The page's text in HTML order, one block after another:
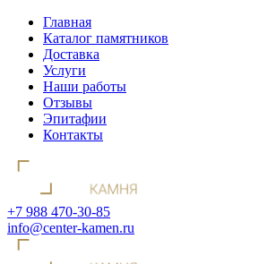
Главная
Каталог памятников
Доставка
Услуги
Наши работы
Отзывы
Эпитафии
Контакты
+7 988 470-30-85
info@center-kamen.ru